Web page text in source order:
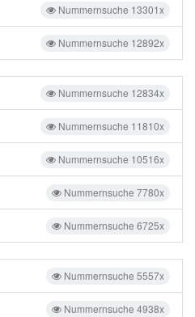
Nummernsuche 13301x
Nummernsuche 12892x
Nummernsuche 12834x
Nummernsuche 11810x
Nummernsuche 10516x
Nummernsuche 7780x
Nummernsuche 6725x
Nummernsuche 5557x
Nummernsuche 4938x